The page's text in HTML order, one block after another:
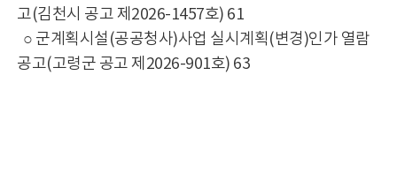
고(김천시 공고 제2026-1457호) 61
○ 군계획시설(공공청사)사업 실시계획(변경)인가 열람
공고(고령군 공고 제2026-901호) 63